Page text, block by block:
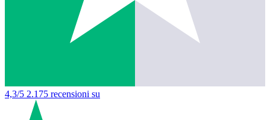
4,3/5 2.175 recensioni su